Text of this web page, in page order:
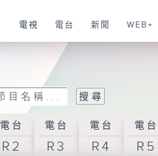
電視 電台 新聞 WEB+
電台
R2
電台
R3
電台
R4
電台
R5